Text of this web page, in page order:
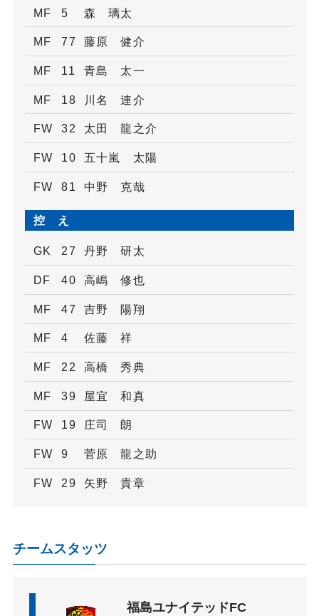
MF 5 森 璃太
MF 77 藤原 健介
MF 11 青島 太一
MF 18 川名 連介
FW 32 太田 龍之介
FW 10 五十嵐 太陽
FW 81 中野 克哉
控 え
GK 27 丹野 研太
DF 40 高嶋 修也
MF 47 吉野 陽翔
MF 4 佐藤 祥
MF 22 高橋 秀典
MF 39 屋宜 和真
FW 19 庄司 朗
FW 9 菅原 龍之助
FW 29 矢野 貴章
チームスタッツ
福島ユナイテッドFC